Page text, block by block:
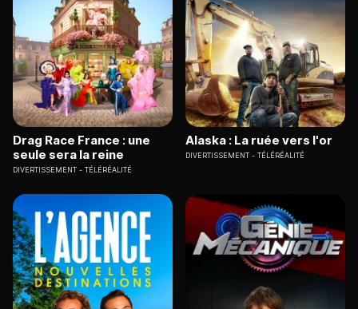
Drag Race France : une
seule sera la reine
DIVERTISSEMENT TÉLÉRÉALITÉ
Alaska : La ruée vers l'or
DIVERTISSEMENT TÉLÉRÉALITÉ